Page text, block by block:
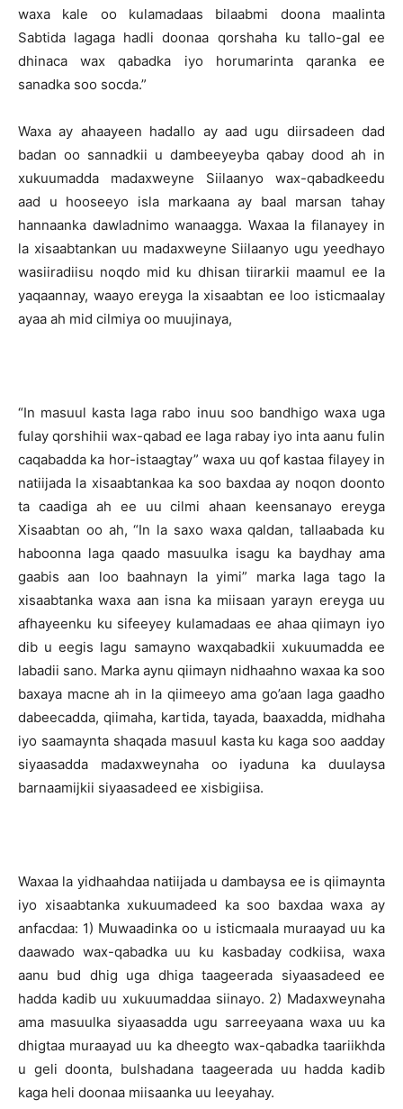
waxa kale oo kulamadaas bilaabmi doona maalinta
Sabtida lagaga hadli doonaa qorshaha ku tallo-gal ee
dhinaca wax qabadka iyo horumarinta qaranka ee
sanadka soo socda.”
Waxa ay ahaayeen hadallo ay aad ugu diirsadeen dad
badan oo sannadkii u dambeeyeyba qabay dood ah in
xukuumadda madaxweyne Siilaanyo wax-qabadkeedu
aad u hooseeyo isla markaana ay baal marsan tahay
hannaanka dawladnimo wanaagga. Waxaa la filanayey in
la xisaabtankan uu madaxweyne Siilaanyo ugu yeedhayo
wasiiradiisu noqdo mid ku dhisan tiirarkii maamul ee la
yaqaannay, waayo ereyga la xisaabtan ee loo isticmaalay
ayaa ah mid cilmiya oo muujinaya,
“In masuul kasta laga rabo inuu soo bandhigo waxa uga
fulay qorshihii wax-qabad ee laga rabay iyo inta aanu fulin
caqabadda ka hor-istaagtay” waxa uu qof kastaa filayey in
natiijada la xisaabtankaa ka soo baxdaa ay noqon doonto
ta caadiga ah ee uu cilmi ahaan keensanayo ereyga
Xisaabtan oo ah, “In la saxo waxa qaldan, tallaabada ku
haboonna laga qaado masuulka isagu ka baydhay ama
gaabis aan loo baahnayn la yimi” marka laga tago la
xisaabtanka waxa aan isna ka miisaan yarayn ereyga uu
afhayeenku ku sifeeyey kulamadaas ee ahaa qiimayn iyo
dib u eegis lagu samayno waxqabadkii xukuumadda ee
labadii sano. Marka aynu qiimayn nidhaahno waxaa ka soo
baxaya macne ah in la qiimeeyo ama go’aan laga gaadho
dabeecadda, qiimaha, kartida, tayada, baaxadda, midhaha
iyo saamaynta shaqada masuul kasta ku kaga soo aadday
siyaasadda madaxweynaha oo iyaduna ka duulaysa
barnaamijkii siyaasadeed ee xisbigiisa.
Waxaa la yidhaahdaa natiijada u dambaysa ee is qiimaynta
iyo xisaabtanka xukuumadeed ka soo baxdaa waxa ay
anfacdaa: 1) Muwaadinka oo u isticmaala muraayad uu ka
daawado wax-qabadka uu ku kasbaday codkiisa, waxa
aanu bud dhig uga dhiga taageerada siyaasadeed ee
hadda kadib uu xukuumaddaa siinayo. 2) Madaxweynaha
ama masuulka siyaasadda ugu sarreeyaana waxa uu ka
dhigtaa muraayad uu ka dheegto wax-qabadka taariikhda
u geli doonta, bulshadana taageerada uu hadda kadib
kaga heli doonaa miisaanka uu leeyahay.